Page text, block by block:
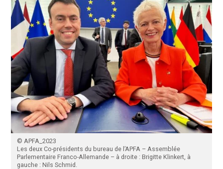
© APFA_2023
Les deux Co-présidents du bureau de l’APFA – Assemblée
Parlementaire Franco-Allemande – à droite : Brigitte Klinkert, à
gauche : Nils Schmid.